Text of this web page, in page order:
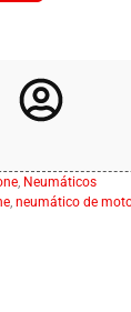
, Neumáticos
, neumático de